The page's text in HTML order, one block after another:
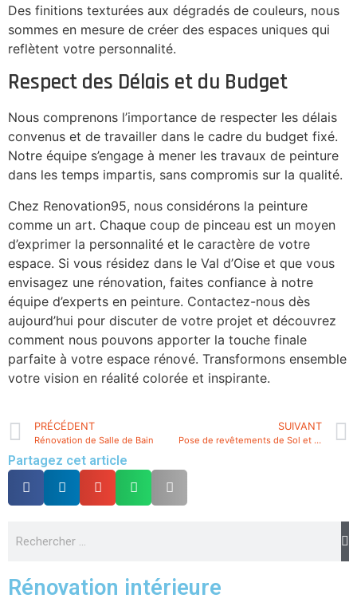
Des finitions texturées aux dégradés de couleurs, nous
sommes en mesure de créer des espaces uniques qui
reflètent votre personnalité.
Respect des Délais et du Budget
Nous comprenons l’importance de respecter les délais
convenus et de travailler dans le cadre du budget fixé.
Notre équipe s’engage à mener les travaux de peinture
dans les temps impartis, sans compromis sur la qualité.
Chez Renovation95, nous considérons la peinture
comme un art. Chaque coup de pinceau est un moyen
d’exprimer la personnalité et le caractère de votre
espace. Si vous résidez dans le Val d’Oise et que vous
envisagez une rénovation, faites confiance à notre
équipe d’experts en peinture. Contactez-nous dès
aujourd’hui pour discuter de votre projet et découvrez
comment nous pouvons apporter la touche finale
parfaite à votre espace rénové. Transformons ensemble
votre vision en réalité colorée et inspirante.
PRÉCÉDENT
Rénovation de Salle de Bain
SUIVANT
Pose de revêtements de Sol et de Mur
Partagez cet article
Rénovation intérieure